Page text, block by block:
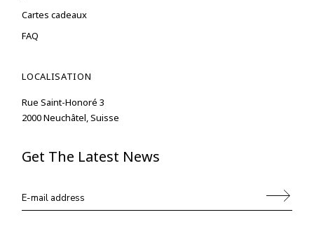
Cartes cadeaux
FAQ
LOCALISATION
Rue Saint-Honoré 3
2000 Neuchâtel, Suisse
Get The Latest News